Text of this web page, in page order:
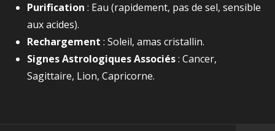
Purification : Eau (rapidement, pas de sel, sensible
aux acides).
Rechargement : Soleil, amas cristallin.
Signes Astrologiques Associés: Cancer,
Sagittaire, Lion, Capricorne.